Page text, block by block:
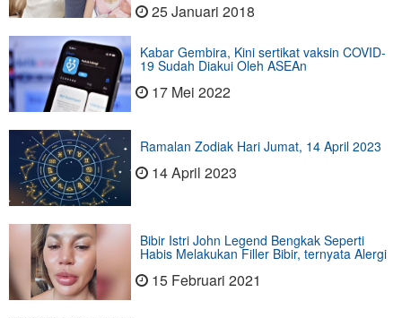
25 Januari 2018
Kabar Gembira, Kini sertikat vaksin COVID-
19 Sudah Diakui Oleh ASEAn
17 Mei 2022
Ramalan Zodiak Hari Jumat, 14 April 2023
14 April 2023
Bibir Istri John Legend Bengkak Seperti
Habis Melakukan Filler Bibir, ternyata Alergi
15 Februari 2021